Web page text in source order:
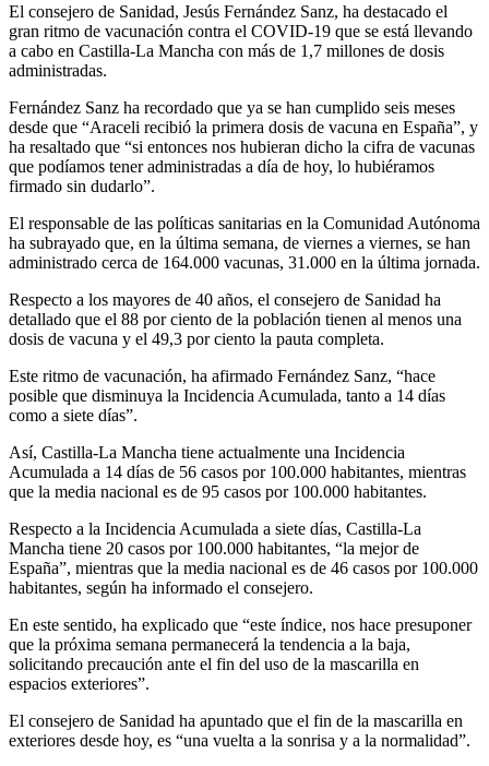
El consejero de Sanidad, Jesús Fernández Sanz, ha destacado el
gran ritmo de vacunación contra el COVID-19 que se está llevando
a cabo en Castilla-La Mancha con más de 1,7 millones de dosis
administradas.
Fernández Sanz ha recordado que ya se han cumplido seis meses
desde que “Araceli recibió la primera dosis de vacuna en España”, y
ha resaltado que “si entonces nos hubieran dicho la cifra de vacunas
que podíamos tener administradas a día de hoy, lo hubiéramos
firmado sin dudarlo”.
El responsable de las políticas sanitarias en la Comunidad Autónoma
ha subrayado que, en la última semana, de viernes a viernes, se han
administrado cerca de 164.000 vacunas, 31.000 en la última jornada.
Respecto a los mayores de 40 años, el consejero de Sanidad ha
detallado que el 88 por ciento de la población tienen al menos una
dosis de vacuna y el 49,3 por ciento la pauta completa.
Este ritmo de vacunación, ha afirmado Fernández Sanz, “hace
posible que disminuya la Incidencia Acumulada, tanto a 14 días
como a siete días”.
Así, Castilla-La Mancha tiene actualmente una Incidencia
Acumulada a 14 días de 56 casos por 100.000 habitantes, mientras
que la media nacional es de 95 casos por 100.000 habitantes.
Respecto a la Incidencia Acumulada a siete días, Castilla-La
Mancha tiene 20 casos por 100.000 habitantes, “la mejor de
España”, mientras que la media nacional es de 46 casos por 100.000
habitantes, según ha informado el consejero.
En este sentido, ha explicado que “este índice, nos hace presuponer
que la próxima semana permanecerá la tendencia a la baja,
solicitando precaución ante el fin del uso de la mascarilla en
espacios exteriores”.
El consejero de Sanidad ha apuntado que el fin de la mascarilla en
exteriores desde hoy, es “una vuelta a la sonrisa y a la normalidad”.